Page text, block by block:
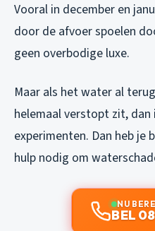
Vooral in december en
door de afvoer spoelen
geen overbodige luxe.
Maar als het water al
helemaal verstopt zit,
experimenten. Dan heb je
hulp nodig om
NU
BEL